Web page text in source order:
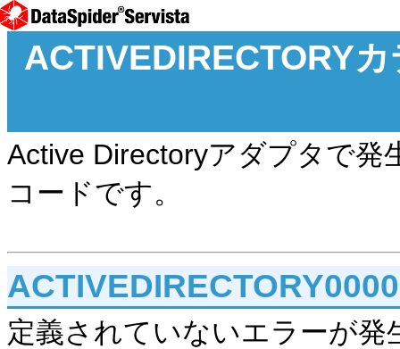
ACTIVEDIRECTORY
Active Directoryアダプタで
コードです。
定義されていないエラーが